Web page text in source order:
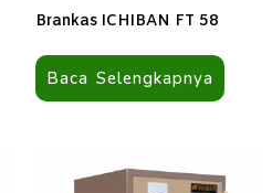
Brankas ICHIBAN FT 58
Baca Selengkapnya